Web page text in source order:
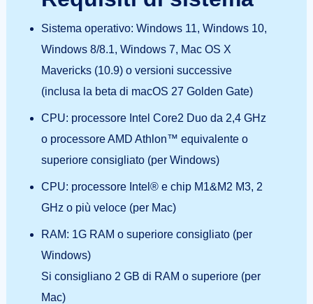
Sistema operativo: Windows 11, Windows 10,
Windows 8/8.1, Windows 7, Mac OS X
Mavericks (10.9) o versioni successive
(inclusa la beta di macOS 27 Golden Gate)
CPU: processore Intel Core2 Duo da 2,4 GHz
o processore AMD Athlon™ equivalente o
superiore consigliato (per Windows)
CPU: processore Intel® e chip M1&M2 M3, 2
GHz o più veloce (per Mac)
RAM: 1G RAM o superiore consigliato (per
Windows)
Si consigliano 2 GB di RAM o superiore (per
Mac)